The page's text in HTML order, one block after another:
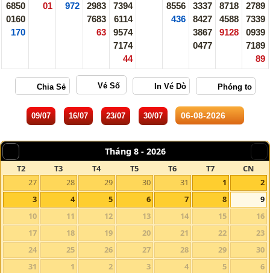
6850
0160
170
01 972
2983
7683
63
7394
6114
9574
7174
44
8556
436
3337
8427
3867
0477
8718
4588
9128
2789
7339
0939
7189
89
Vé Số
09/07 16/07 23/07 30/07
Tháng 8 - 2026
T2 T3 T4 T5 T6 T7
CN
27
28 29 30 31 1
2
3
4 5 6 7 8
9
10
11 12 13 14 15
16
17
18 19 20 21 22
23
24
25 26 27 28 29
30
31
1 2 3 4 5 6